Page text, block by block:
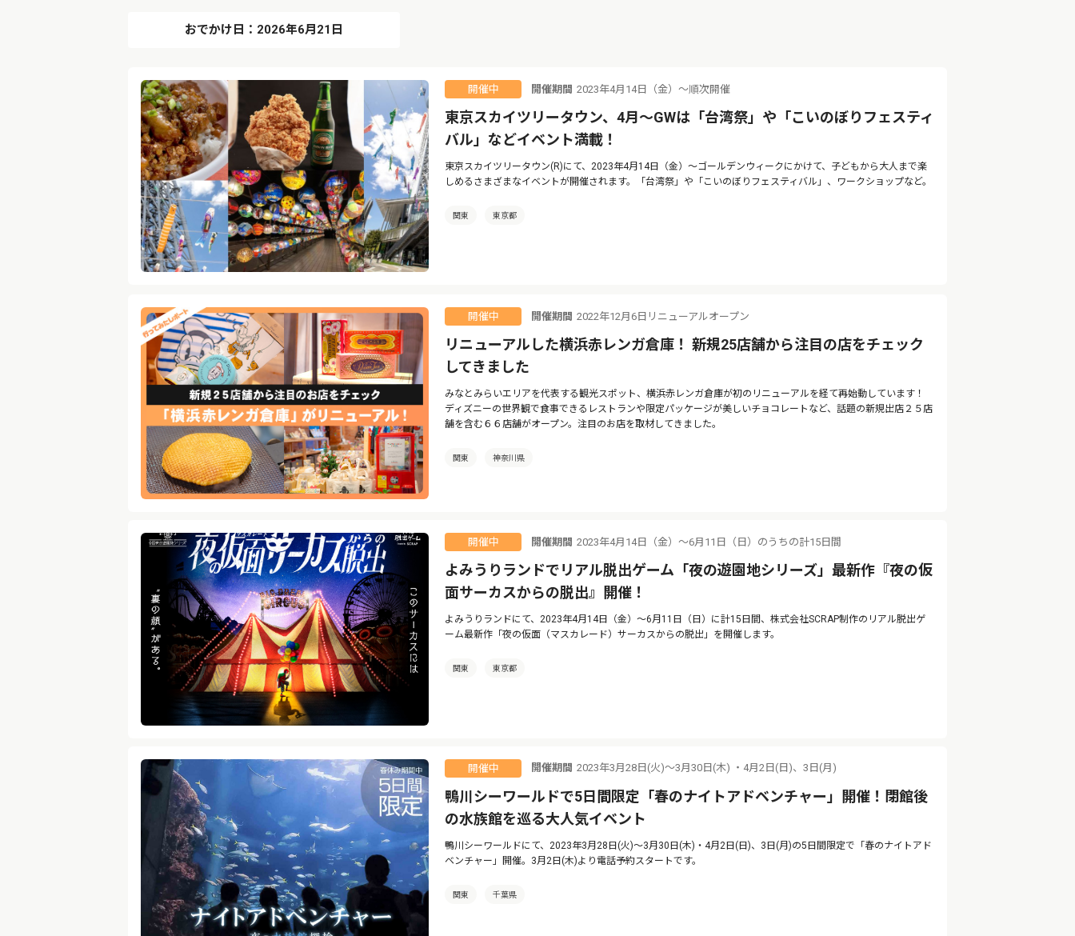
おでかけ日：2026年6月21日
開催中 開催期間 2023年4月14日（金）〜順次開催
東京スカイツリータウン、4月〜GWは「台湾祭」や「こいのぼりフェスティ
バル」などイベント満載！
東京スカイツリータウン(R)にて、2023年4月14日（金）〜ゴールデンウィークにかけて、子どもから大人まで楽
しめるさまざまなイベントが開催されます。「台湾祭」や「こいのぼりフェスティバル」、ワークショップなど。
関東 東京都
開催中 開催期間 2022年12月6日リニューアルオープン
リニューアルした横浜赤レンガ倉庫！ 新規25店舗から注目の店をチェック
してきました
みなとみらいエリアを代表する観光スポット、横浜赤レンガ倉庫が初のリニューアルを経て再始動しています！
ディズニーの世界観で食事できるレストランや限定パッケージが美しいチョコレートなど、話題の新規出店２５店
舗を含む６６店舗がオープン。注目のお店を取材してきました。
関東 神奈川県
開催中 開催期間 2023年4月14日（金）～6月11日（日）のうちの計15日間
よみうりランドでリアル脱出ゲーム「夜の遊園地シリーズ」最新作『夜の仮
面サーカスからの脱出』開催！
よみうりランドにて、2023年4月14日（金）～6月11日（日）に計15日間、株式会社SCRAP制作のリアル脱出ゲ
ーム最新作「夜の仮面（マスカレード）サーカスからの脱出」を開催します。
関東 東京都
開催中 開催期間 2023年3月28日(火)～3月30日(木) ・4月2日(日)、3日(月)
鴨川シーワールドで5日間限定「春のナイトアドベンチャー」開催！閉館後
の水族館を巡る大人気イベント
鴨川シーワールドにて、2023年3月28日(火)～3月30日(木)・4月2日(日)、3日(月)の5日間限定で「春のナイトアド
ベンチャー」開催。3月2日(木)より電話予約スタートです。
関東 千葉県